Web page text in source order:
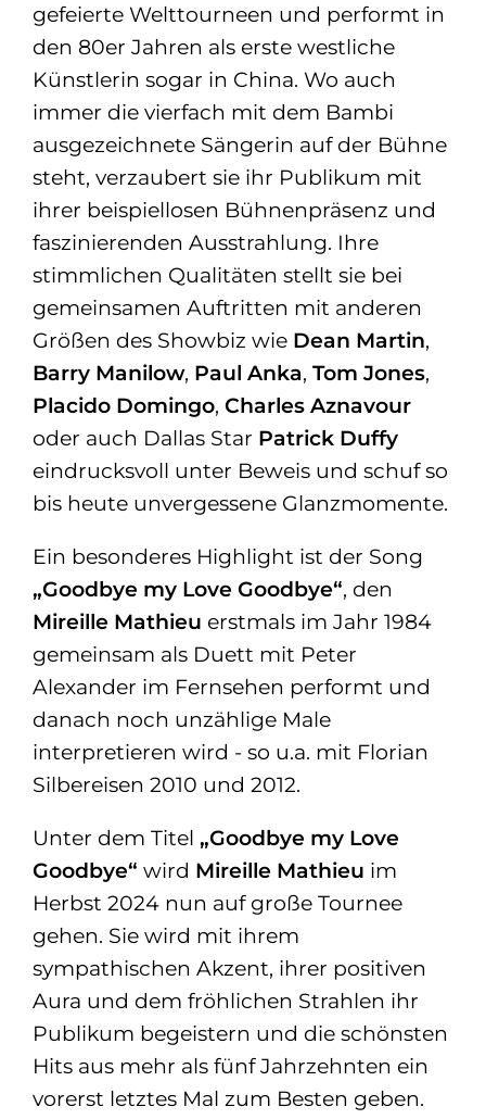
gefeierte Welttourneen und performt in
den 80er Jahren als erste westliche
Künstlerin sogar in China. Wo auch
immer die vierfach mit dem Bambi
ausgezeichnete Sängerin auf der Bühne
steht, verzaubert sie ihr Publikum mit
ihrer beispiellosen Bühnenpräsenz und
faszinierenden Ausstrahlung. Ihre
stimmlichen Qualitäten stellt sie bei
gemeinsamen Auftritten mit anderen
Größen des Showbiz wie Dean Martin,
Barry Manilow, Paul Anka, Tom Jones,
Placido Domingo, Charles Aznavour
oder auch Dallas Star Patrick Duffy
eindrucksvoll unter Beweis und schuf so
bis heute unvergessene Glanzmomente.
Ein besonderes Highlight ist der Song
„Goodbye my Love Goodbye“, den
Mireille Mathieu erstmals im Jahr 1984
gemeinsam als Duett mit Peter
Alexander im Fernsehen performt und
danach noch unzählige Male
interpretieren wird - so u.a. mit Florian
Silbereisen 2010 und 2012.
Unter dem Titel „Goodbye my Love
Goodbye“ wird Mireille Mathieu im
Herbst 2024 nun auf große Tournee
gehen. Sie wird mit ihrem
sympathischen Akzent, ihrer positiven
Aura und dem fröhlichen Strahlen ihr
Publikum begeistern und die schönsten
Hits aus mehr als fünf Jahrzehnten ein
vorerst letztes Mal zum Besten geben.